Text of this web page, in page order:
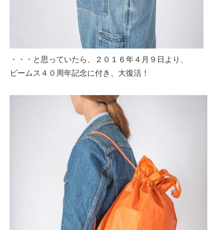
・・・と思っていたら、２０１６年４月９日より、
ビームス４０周年記念に付き、大復活！